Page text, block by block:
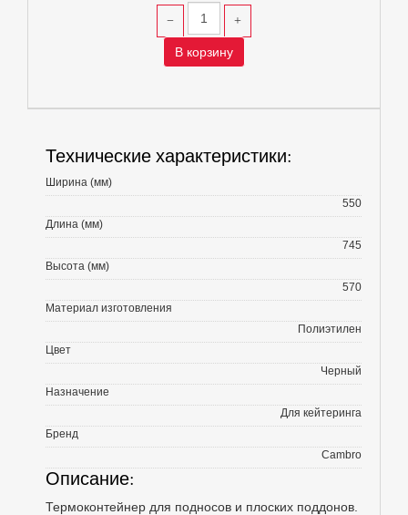
В корзину
Технические характеристики:
Ширина (мм)
550
Длина (мм)
745
Высота (мм)
570
Материал изготовления
Полиэтилен
Цвет
Черный
Назначение
Для кейтеринга
Бренд
Cambro
Описание:
Термоконтейнер для подносов и плоских поддонов.